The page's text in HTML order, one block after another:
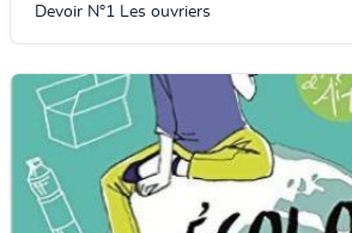
Devoir N°1 Les ouvriers